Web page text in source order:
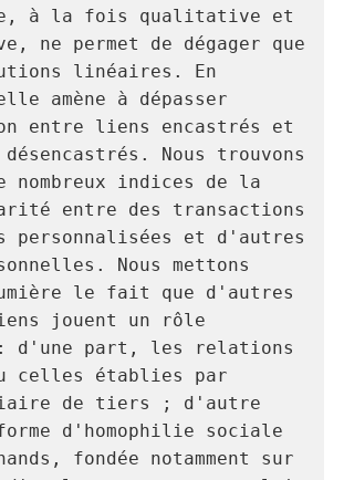
à la fois qualitative et
ne permet de dégager que
linéaires. En
amène à dépasser
entre liens encastrés et
Nous trouvons
nombreux indices de la
entre des transactions
personnalisées et d'autres
Nous mettons
le fait que d'autres
jouent un rôle
: d'une part, les relations
celles établies par
de tiers ; d'autre
d'homophilie sociale
fondée notamment sur